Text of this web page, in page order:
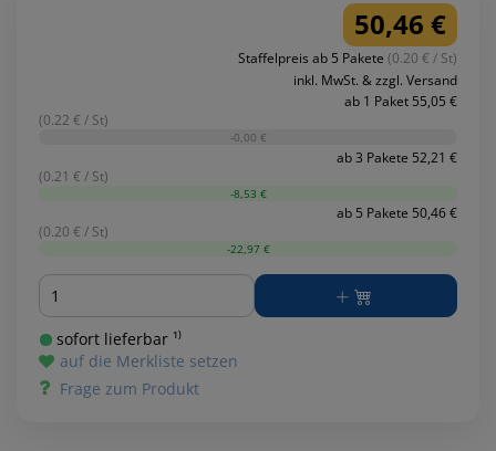
50,46 €
Staffelpreis ab 5 Pakete (0.20 € / St)
inkl. MwSt. & zzgl. Versand
ab 1 Paket 55,05 €
(0.22 € / St)
-0,00 €
ab 3 Pakete 52,21 €
(0.21 € / St)
-8,53 €
ab 5 Pakete 50,46 €
(0.20 € / St)
-22,97 €
Menge
sofort lieferbar ¹⁾
auf die Merkliste setzen
Frage zum Produkt